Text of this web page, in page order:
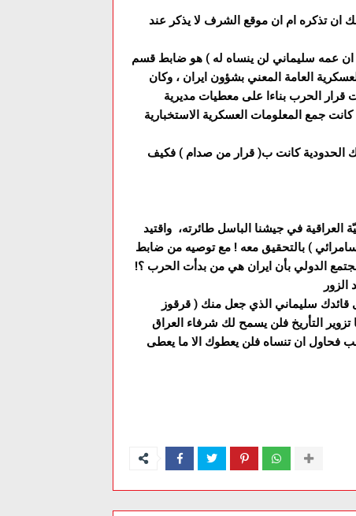
ان تذكره ام ان موقع الشرف لا يذكر عند
ان عمه سليماني لن ينساه له ) هو ضابط قسم
العامة المعني بشؤون ايران ، وكان
قرار الحرب بناءا على معطيات مديرية
جمع المعلومات العسكرية الاستخبارية
الحدودية كانت ب( قرار من صدام ) فكيف
في جيشنا الباسل طائرته، واقتيد
) بالتحقيق معه ! مع توصيه من ضابط
الدولي بأن ايران هي من بدأت الحرب ؟!
قائدك سليماني الذي جعل منك ( قرقوز
التأريخ فلن يسمح لك شرفاء العراق
فحاول ان تنساه فلن يعطوك الا ما يعطى